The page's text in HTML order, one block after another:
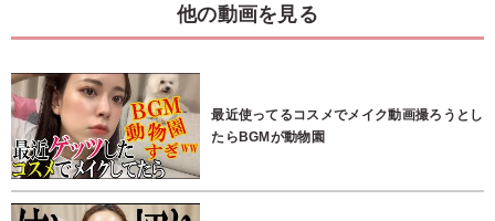
他の動画を見る
最近使ってるコスメでメイク動画撮ろうとし
たらBGMが動物園